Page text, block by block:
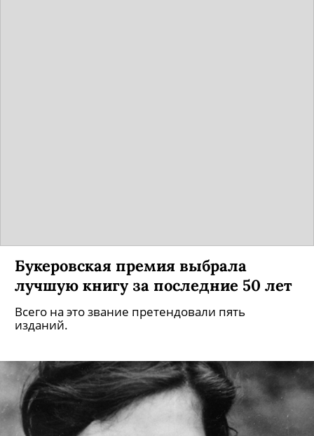
Букеровская премия выбрала
лучшую книгу за последние 50 лет
Всего на это звание претендовали пять
изданий.